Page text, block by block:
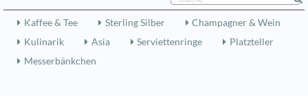
Kaffee & Tee Sterling Silber
Champagner & Wein
Kulinarik
Asia Serviettenringe
Platzteller
Messerbänkchen